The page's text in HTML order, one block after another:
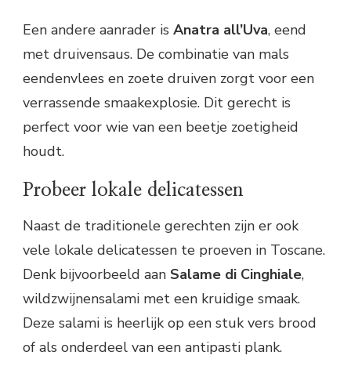
Een andere aanrader is Anatra all’Uva, eend
met druivensaus. De combinatie van mals
eendenvlees en zoete druiven zorgt voor een
verrassende smaakexplosie. Dit gerecht is
perfect voor wie van een beetje zoetigheid
houdt.
Probeer lokale delicatessen
Naast de traditionele gerechten zijn er ook
vele lokale delicatessen te proeven in Toscane.
Denk bijvoorbeeld aan Salame di Cinghiale,
wildzwijnensalami met een kruidige smaak.
Deze salami is heerlijk op een stuk vers brood
of als onderdeel van een antipasti plank.